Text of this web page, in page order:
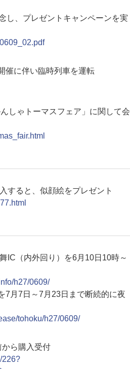
し、プレゼントキャンペーンを実
催に伴い臨時列車を運転
しゃトーマスフェア」に関して会
すると、似顔絵をプレゼント
IC（内外回り）を6月10日10時～
h27/0609/
7月7日～7月23日まで断続的に夜
tohoku/h27/0609/
ら購入受付
226?